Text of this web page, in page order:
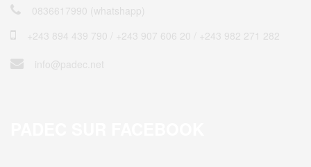
0836617990 (whatshapp)
+243 894 439 790 / ‎+243 907 606 20 / +243 982 271 282
info@padec.net